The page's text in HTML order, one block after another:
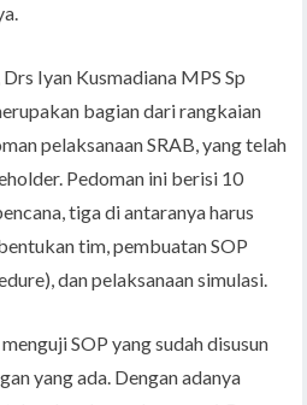
Iyan Kusmadiana MPS Sp
bagian dari rangkaian
pelaksanaan SRAB, yang telah
Pedoman ini berisi 10
tiga di antaranya harus
tim, pembuatan SOP
dan pelaksanaan simulasi.
SOP yang sudah disusun
yang ada. Dengan adanya